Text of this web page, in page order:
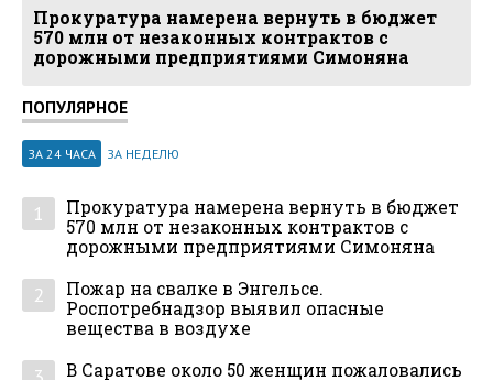
Прокуратура намерена вернуть в бюджет
570 млн от незаконных контрактов с
дорожными предприятиями Симоняна
ПОПУЛЯРНОЕ
ЗА 24 ЧАСА ЗА НЕДЕЛЮ
1
Прокуратура намерена вернуть в бюджет
570 млн от незаконных контрактов с
дорожными предприятиями Симоняна
2
Пожар на свалке в Энгельсе.
Роспотребнадзор выявил опасные
вещества в воздухе
В Саратове около 50 женщин пожаловались